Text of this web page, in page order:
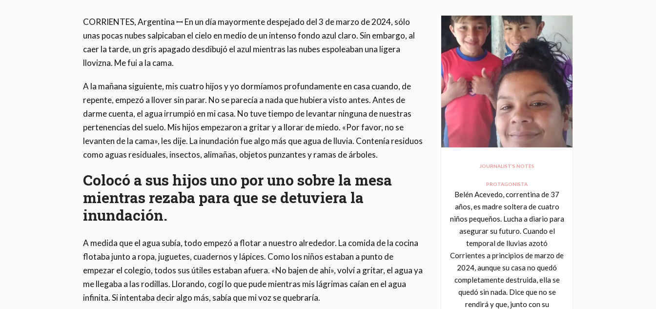
JOURNALIST’S NOTES
PROTAGONISTA
Belén Acevedo, correntina de 37
años, es madre soltera de cuatro
niños pequeños. Lucha a diario para
asegurar su futuro. Cuando el
temporal de lluvias azotó
Corrientes a principios de marzo de
2024, aunque su casa no quedó
completamente destruida, ella se
quedó sin nada. Dice que no se
rendirá y que, junto con su
CORRIENTES, Argentina ꟷ En un día mayormente despejado del 3 de marzo de 2024, sólo
unas pocas nubes salpicaban el cielo en medio de un intenso fondo azul claro. Sin embargo, al
caer la tarde, un gris apagado desdibujó el azul mientras las nubes espoleaban una ligera
llovizna. Me fui a la cama.
A la mañana siguiente, mis cuatro hijos y yo dormíamos profundamente en casa cuando, de
repente, empezó a llover sin parar. No se parecía a nada que hubiera visto antes. Antes de
darme cuenta, el agua irrumpió en mi casa. No tuve tiempo de levantar ninguna de nuestras
pertenencias del suelo. Mis hijos empezaron a gritar y a llorar de miedo. «Por favor, no se
levanten de la cama», les dije. La inundación fue algo más que agua de lluvia. Contenía residuos
como aguas residuales, insectos, alimañas, objetos punzantes y ramas de árboles.
Colocó a sus hijos uno por uno sobre la mesa
mientras rezaba para que se detuviera la
inundación.
A medida que el agua subía, todo empezó a flotar a nuestro alrededor. La comida de la cocina
flotaba junto a ropa, juguetes, cuadernos y lápices. Como los niños estaban a punto de
empezar el colegio, todos sus útiles estaban afuera. «No bajen de ahí», volví a gritar, el agua ya
me llegaba a las rodillas. Llorando, cogí lo que pude mientras mis lágrimas caían en el agua
infinita. Si intentaba decir algo más, sabía que mi voz se quebraría.